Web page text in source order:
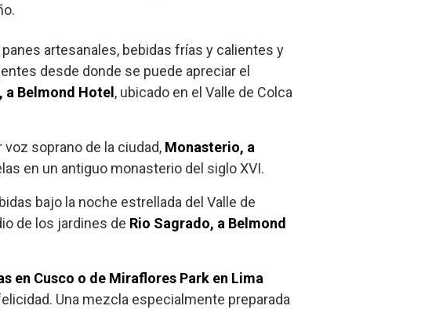
artesanales, bebidas frías y calientes y
desde donde se puede apreciar el
a Belmond Hotel, ubicado en el Valle de Colca
soprano de la ciudad, Monasterio, a
en un antiguo monasterio del siglo XVI.
bajo la noche estrellada del Valle de
de los jardines de Rio Sagrado, a Belmond
en Cusco o de Miraflores Park en Lima
Una mezcla especialmente preparada